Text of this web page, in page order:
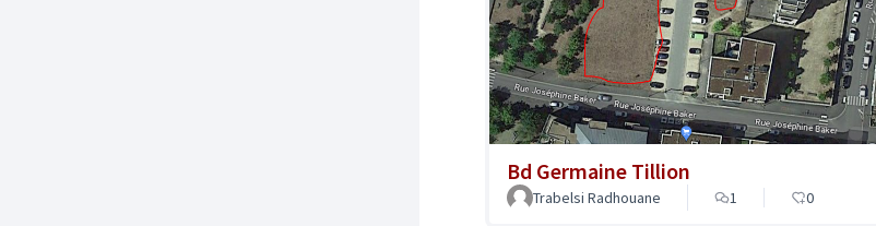
Bd Germaine Tillion
Trabelsi Radhouane 1 0